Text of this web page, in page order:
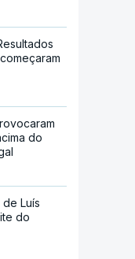
do
Luís
do